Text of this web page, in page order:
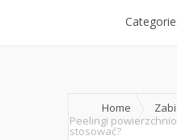
Home
Peelingi
stosować?